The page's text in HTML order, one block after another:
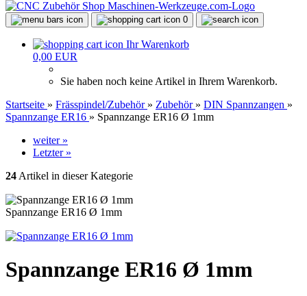
0
Ihr Warenkorb
0,00 EUR
Sie haben noch keine Artikel in Ihrem Warenkorb.
Startseite » Frässpindel/Zubehör » Zubehör » DIN Spannzangen »
Spannzange ER16 » Spannzange ER16 Ø 1mm
weiter »
Letzter »
24 Artikel in dieser Kategorie
Spannzange ER16 Ø 1mm
Spannzange ER16 Ø 1mm